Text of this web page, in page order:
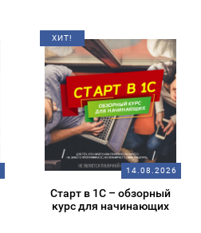
ХИТ!
14.08.2026
Старт в 1С – обзорный
курс для начинающих